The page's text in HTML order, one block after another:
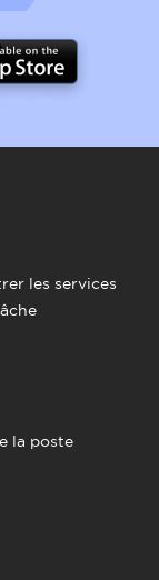
les services
la poste